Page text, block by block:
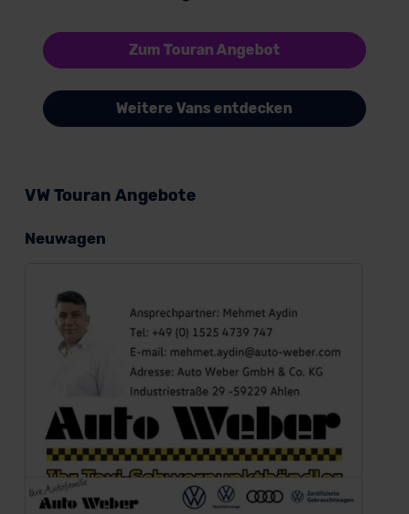
Zum Touran Angebot
Weitere Vans entdecken
VW Touran Angebote
Neuwagen